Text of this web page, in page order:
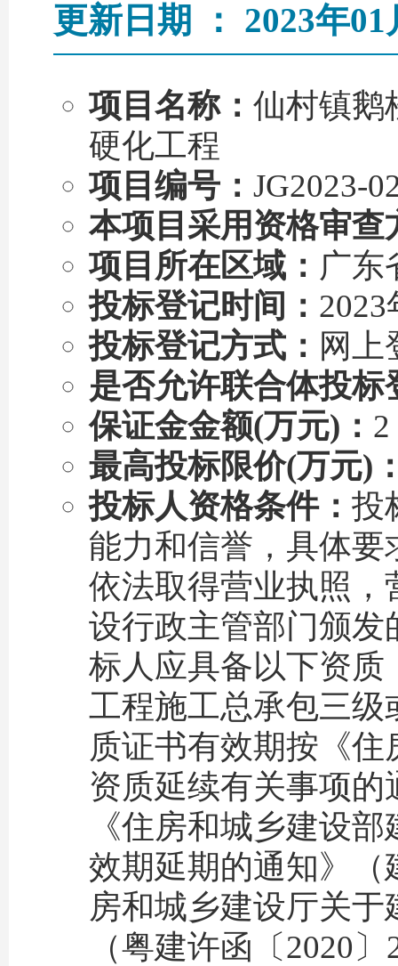
更新日期 ： 2023年01
项目名称： 仙村镇鹅
硬化工程
项目编号： JG2023-
本项目采用资格审查
项目所在区域： 广东
投标登记时间： 2023
投标登记方式： 网上
是否允许联合体投标
保证金金额(万元)： 2
最高投标限价(万元)
投标人资格条件： 投
能力和信誉，具体要
依法取得营业执照，
设行政主管部门颁发
标人应具备以下资
工程施工总承包三
质证书有效期按《
资质延续有关事项的
《住房和城乡建设
效期延期的通知》（
房和城乡建设厅关
（粤建许函〔2020